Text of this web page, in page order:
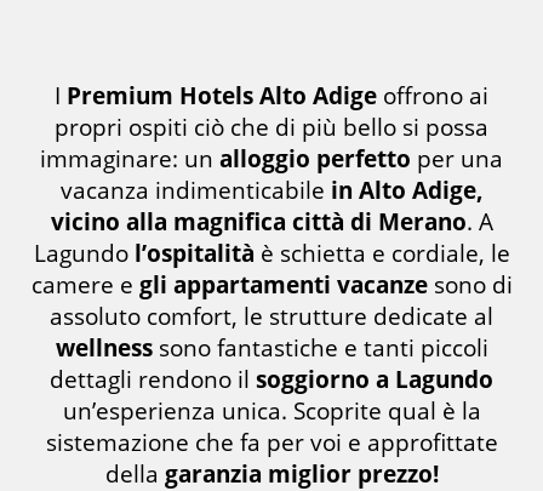
I Premium Hotels Alto Adige offrono ai
propri ospiti ciò che di più bello si possa
immaginare: un alloggio perfetto per una
vacanza indimenticabile in Alto Adige,
vicino alla magnifica città di Merano. A
Lagundo l’ospitalità è schietta e cordiale, le
camere e gli appartamenti vacanzesono di
assoluto comfort, le strutture dedicate al
wellnesssono fantastiche e tanti piccoli
dettagli rendono il soggiorno a Lagundo
un’esperienza unica. Scoprite qual è la
sistemazione che fa per voi e approfittate
della garanzia miglior prezzo!